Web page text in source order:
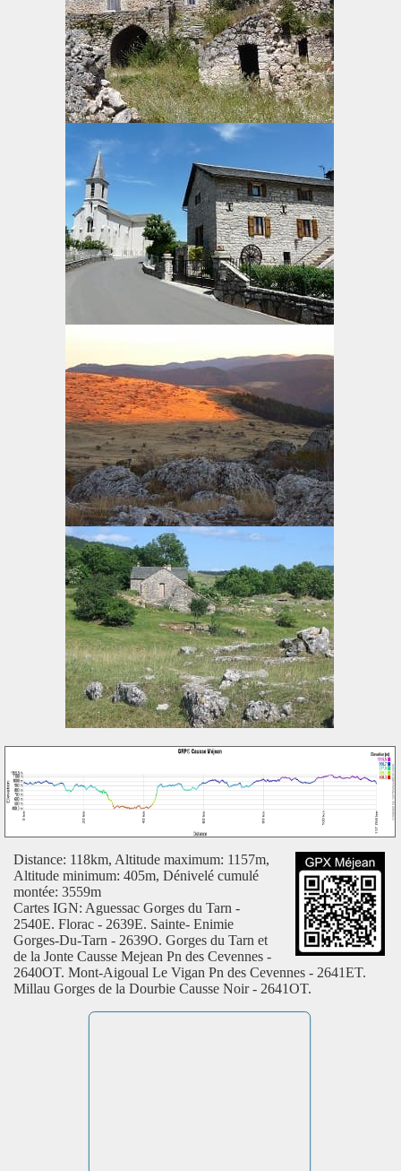
Distance: 118km, Altitude maximum: 1157m,
Altitude minimum: 405m, Dénivelé cumulé
montée: 3559m
Cartes IGN: Aguessac Gorges du Tarn -
2540E. Florac - 2639E. Sainte- Enimie
Gorges-Du-Tarn - 2639O. Gorges du Tarn et
de la Jonte Causse Mejean Pn des Cevennes -
2640OT. Mont-Aigoual Le Vigan Pn des Cevennes - 2641ET.
Millau Gorges de la Dourbie Causse Noir - 2641OT.